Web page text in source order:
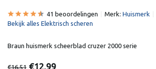
41 beoordelingen Merk: Huismerk
Bekijk alles Elektrisch scheren
Braun huismerk scheerblad cruzer 2000 serie
€16,51 €12,99